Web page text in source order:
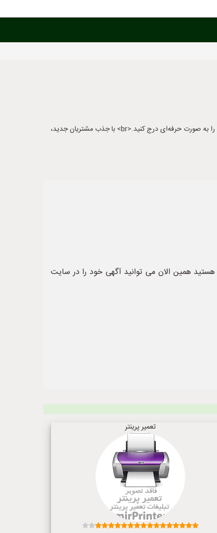
اگر به دنبال بازاریابی مؤثر در حوزه پوشاک هستید، LebasAra.ir بهترین انتخاب است.<br> این سایت به شما کمک می‌کند تا به راحتی تبلیغات خود را به صورت حرفه‌ای درج کنید.<br> با جذب مشتریان جدید،
همین الان می توانید آگهی خود را در سایت
تعمیر پرینتر